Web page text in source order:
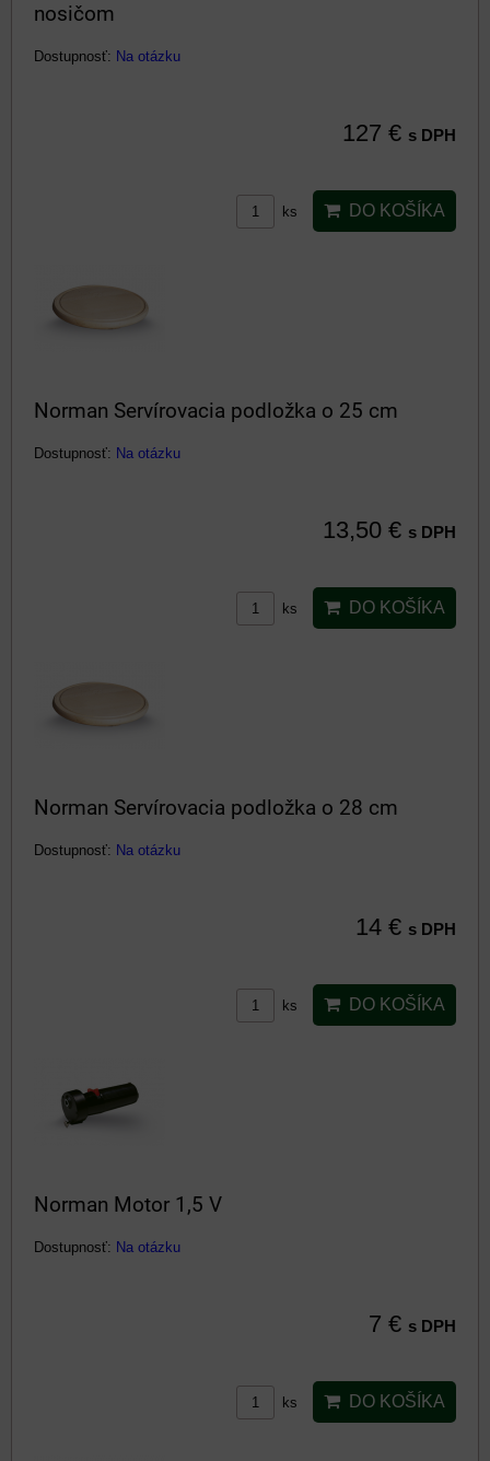
nosičom
Dostupnosť: Na otázku
127 € s DPH
ks DO KOŠÍKA
Norman Servírovacia podložka o 25 cm
Dostupnosť: Na otázku
13,50 € s DPH
ks DO KOŠÍKA
Norman Servírovacia podložka o 28 cm
Dostupnosť: Na otázku
14 € s DPH
ks DO KOŠÍKA
Norman Motor 1,5 V
Dostupnosť: Na otázku
7 € s DPH
ks DO KOŠÍKA